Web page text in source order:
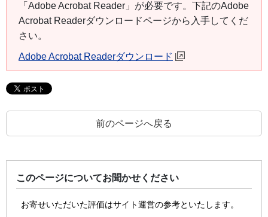
「Adobe Acrobat Reader」が必要です。下記のAdobe
Acrobat Readerダウンロードページから入手してくだ
さい。
Adobe Acrobat Readerダウンロード
前のページへ戻る
このページについてお聞かせください